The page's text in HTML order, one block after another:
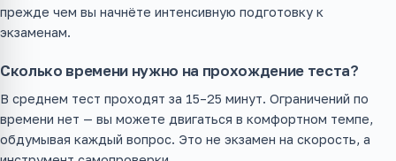
прежде чем вы начнёте интенсивную подготовку к
экзаменам.
Сколько времени нужно на прохождение теста?
В среднем тест проходят за 15–25 минут. Ограничений по
времени нет — вы можете двигаться в комфортном темпе,
обдумывая каждый вопрос. Это не экзамен на скорость, а